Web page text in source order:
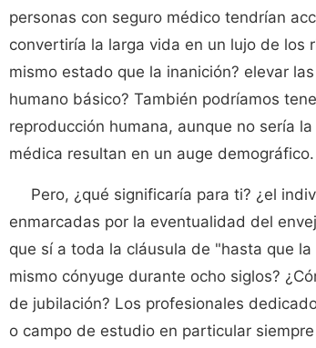
personas con seguro médico tendrían
convertiría la larga vida en un lujo de los
mismo estado que la inanición? elevar
humano básico? También podríamos
reproducción humana, aunque no sería
médica resultan en un auge demográfico.
Pero, ¿qué significaría para ti? ¿el
enmarcadas por la eventualidad del
que sí a toda la cláusula de "hasta que
mismo cónyuge durante ocho siglos?
de jubilación? Los profesionales
o campo de estudio en particular